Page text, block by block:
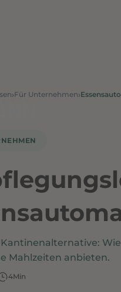
›Für Unternehmen›
Mahlzeiten anbieten.
4Min